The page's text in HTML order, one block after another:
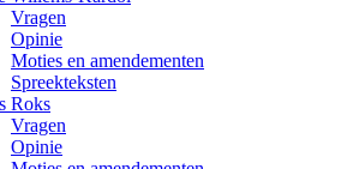
Vragen
Opinie
Moties en amendementen
Spreekteksten
Roks
Vragen
Opinie